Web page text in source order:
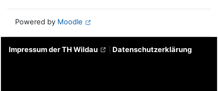
Powered by Moodle
Impressum der TH Wildau Datenschutzerklärung